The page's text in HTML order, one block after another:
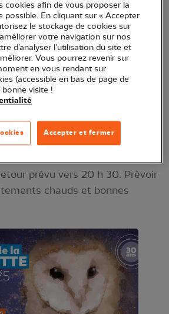
différentes espèces de rapaces
nos campagnes, au cours d’une
balade de près de 2 km à la
espérer voir et écouter les
!
partenariat avec le
Ternant. Lieu exact précisé
prévu vers 20 h 30. Prévoir
chauds et bonnes
cookies afin de vous proposer la
possible. En cliquant sur « Accepter
le stockage de cookies sur
votre navigation sur nos
d’analyser l’utilisation du site et
Vous pourrez revenir sur
en vous rendant sur
(accessible en bas de page de
visite !
Accepter et fermer